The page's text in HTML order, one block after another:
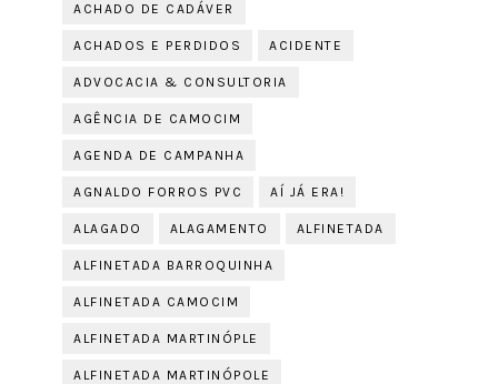
ACHADO DE CADÁVER
ACHADOS E PERDIDOS ACIDENTE
ADVOCACIA & CONSULTORIA
AGÊNCIA DE CAMOCIM
AGENDA DE CAMPANHA
AGNALDO FORROS PVC AÍ JÁ ERA!
ALAGADO ALAGAMENTO ALFINETADA
ALFINETADA BARROQUINHA
ALFINETADA CAMOCIM
ALFINETADA MARTINÓPLE
ALFINETADA MARTINÓPOLE